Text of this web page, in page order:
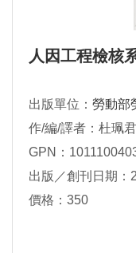
人因工程檢核
出版單位： 勞動部
作/編/譯者：杜珮
GPN：
出版／創刊日期：
價格：350